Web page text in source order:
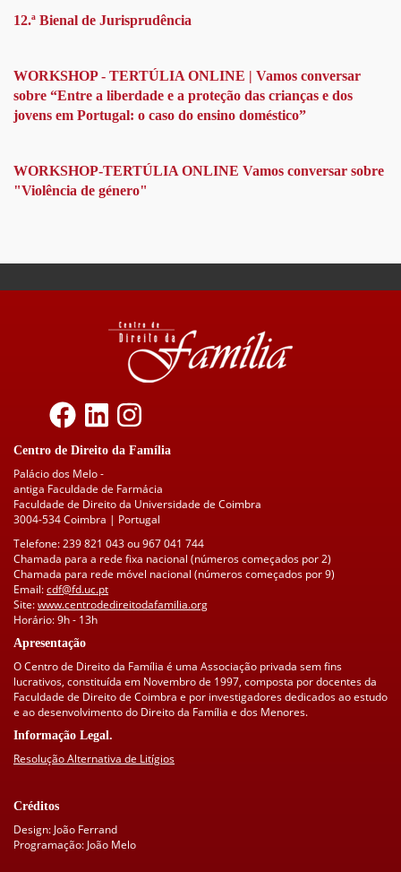
12.ª Bienal de Jurisprudência
WORKSHOP - TERTÚLIA ONLINE | Vamos conversar
sobre “Entre a liberdade e a proteção das crianças e dos
jovens em Portugal: o caso do ensino doméstico”
WORKSHOP-TERTÚLIA ONLINE Vamos conversar sobre
"Violência de género"
Centro de Direito da Família
Palácio dos Melo -
antiga Faculdade de Farmácia
Faculdade de Direito da Universidade de Coimbra
3004-534 Coimbra | Portugal
Telefone: 239 821 043 ou 967 041 744
Chamada para a rede fixa nacional (números começados por 2)
Chamada para rede móvel nacional (números começados por 9)
Email:cdf@fd.uc.pt
Site:www.centrodedireitodafamilia.org
Horário: 9h - 13h
Apresentação
O Centro de Direito da Família é uma Associação privada sem fins
lucrativos, constituída em Novembro de 1997, composta por docentes da
Faculdade de Direito de Coimbra e por investigadores dedicados ao estudo
e ao desenvolvimento do Direito da Família e dos Menores.
Informação Legal.
Resolução Alternativa de Litígios
Créditos
Design: João Ferrand
Programação: João Melo